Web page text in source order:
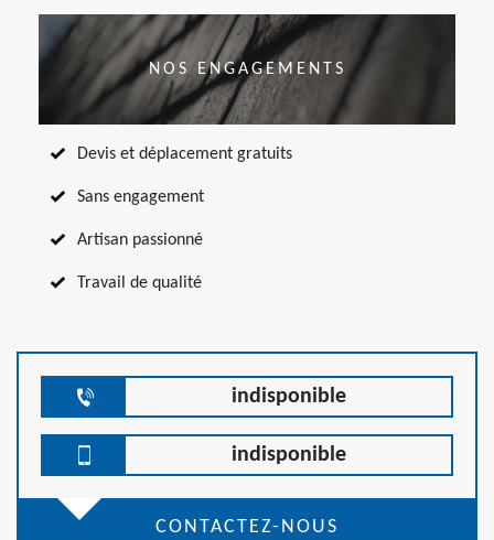
NOS ENGAGEMENTS
Devis et déplacement gratuits
Sans engagement
Artisan passionné
Travail de qualité
indisponible
indisponible
CONTACTEZ-NOUS